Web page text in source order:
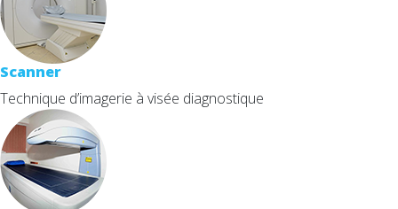
Scanner
Technique d’imagerie à visée diagnostique